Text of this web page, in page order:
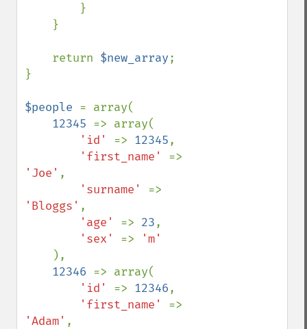
    return
$new_array;
}
$people = array(
12345 => array(
'id' => 12345,
'first_name'
'Joe' ,
'surname'
'Bloggs' ,
'age' => 23,
'sex' =>
'm'
),
12346 => array(
'id' => 12346,
'first_name'
'Adam' ,